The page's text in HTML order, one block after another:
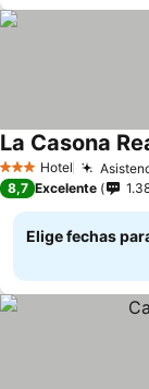
3 Estrellas
Hotel
La Casona
8,7 Excelente
Elige fechas